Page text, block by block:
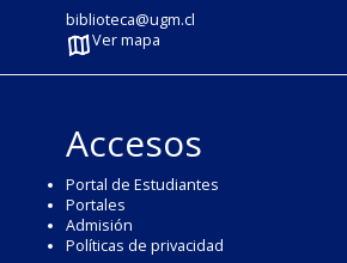
biblioteca@ugm.cl
Ver mapa
Accesos
Portal de Estudiantes
Portales
Admisión
Políticas de privacidad